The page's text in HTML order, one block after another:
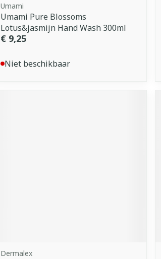
Umami
Umami Pure Blossoms
Lotus&jasmijn Hand Wash 300ml
€ 9,25
Niet beschikbaar
Dermalex